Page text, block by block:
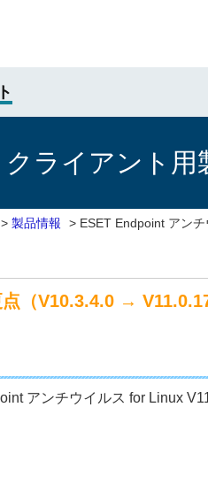
ライアント用
> 製品情報 > ESET Endpoint アン
（V10.3.4.0 →
アンチウイルス for Linux